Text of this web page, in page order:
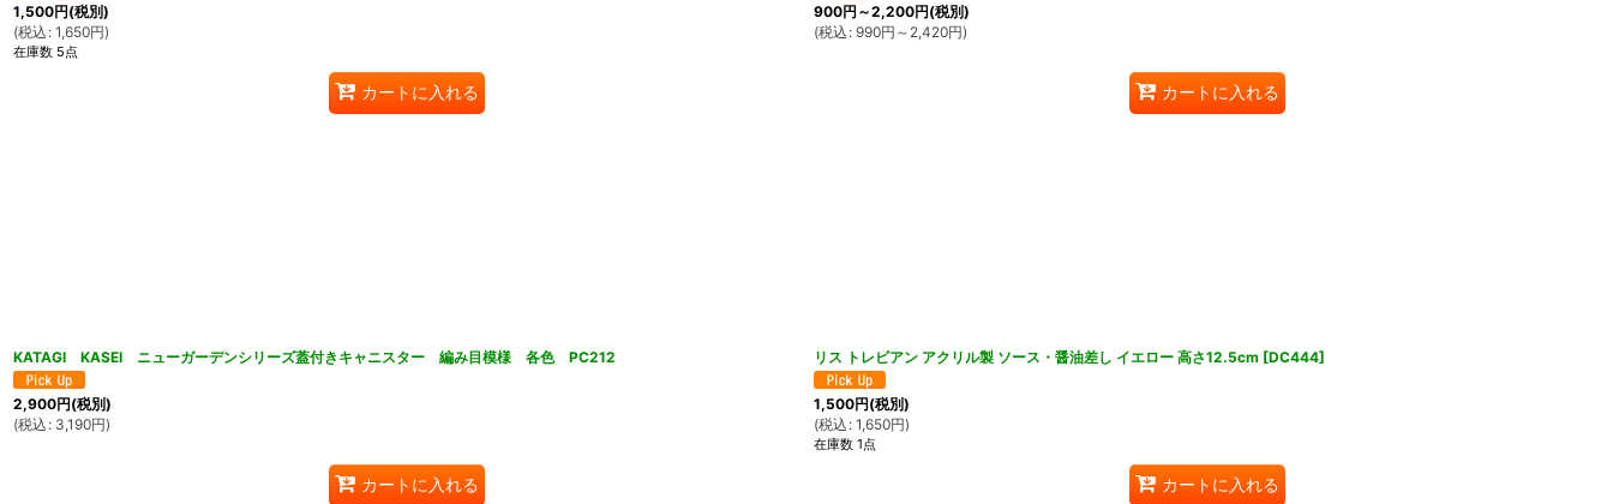
1,500円(税別)
(税込 : 1,650円)
在庫数 5点
カートに入れる
900円 ～2,200円(税別)
(税込 : 990円 ～2,420円)
カートに入れる
KATAGI KASEI ニューガーデンシリーズ蓋付きキャニスター 編み目模様 各色 PC212
2,900円(税別)
(税込 : 3,190円)
カートに入れる
リス トレビアン アクリル製 ソース・醤油差し イエロー 高さ12.5cm [DC444]
1,500円(税別)
(税込 : 1,650円)
在庫数 1点
カートに入れる